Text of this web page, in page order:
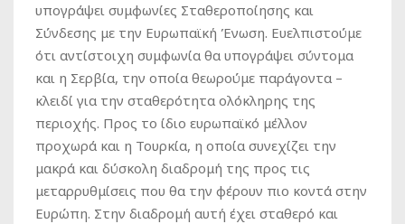
υπογράψει συμφωνίες Σταθεροποίησης και
Σύνδεσης με την Ευρωπαϊκή Ένωση. Ευελπιστούμε
ότι αντίστοιχη συμφωνία θα υπογράψει σύντομα
και η Σερβία, την οποία θεωρούμε παράγοντα –
κλειδί για την σταθερότητα ολόκληρης της
περιοχής. Προς το ίδιο ευρωπαϊκό μέλλον
προχωρά και η Τουρκία, η οποία συνεχίζει την
μακρά και δύσκολη διαδρομή της προς τις
μεταρρυθμίσεις που θα την φέρουν πιο κοντά στην
Ευρώπη. Στην διαδρομή αυτή έχει σταθερό και